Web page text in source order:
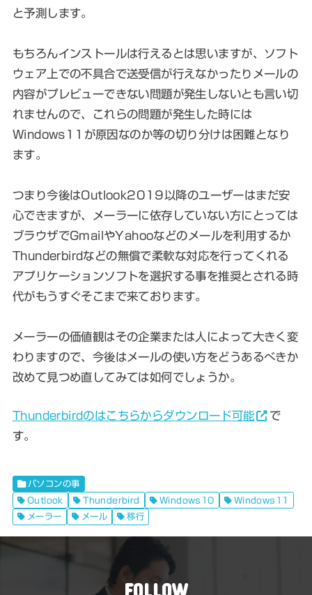
と予測します。
もちろんインストールは行えるとは思いますが、ソフト
ウェア上での不具合で送受信が行えなかったりメールの
内容がプレビューできない問題が発生しないとも言い切
れませんので、これらの問題が発生した時には
Windows11が原因なのか等の切り分けは困難となり
ます。
つまり今後はOutlook2019以降のユーザーはまだ安
心できますが、メーラーに依存していない方にとっては
ブラウザでGmailやYahooなどのメールを利用するか
Thunderbirdなどの無償で柔軟な対応を行ってくれる
アプリケーションソフトを選択する事を推奨とされる時
代がもうすぐそこまで来ております。
メーラーの価値観はその企業または人によって大きく変
わりますので、今後はメールの使い方をどうあるべきか
改めて見つめ直してみては如何でしょうか。
Thunderbirdのはこちらからダウンロード可能
で
す。
パソコンの事
Outlook
Thunderbird Windows10
Windows11
メーラー
メール 移行
FOLLOW